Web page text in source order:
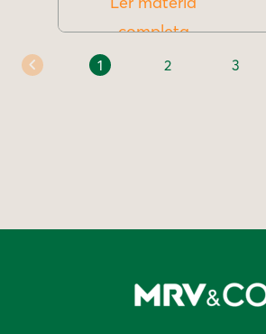
completa
1 2 3